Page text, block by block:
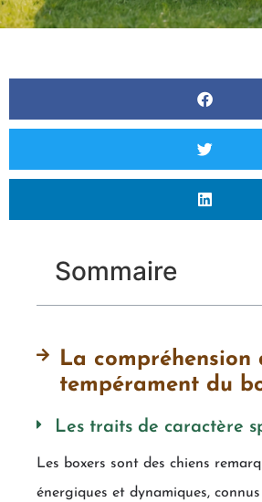
Sommaire
La compréhension
tempérament du
Les traits de caractère
Les boxers sont des chiens
énergiques et dynamiques,